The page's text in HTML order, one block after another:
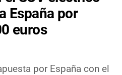
España por
euros
por España con el